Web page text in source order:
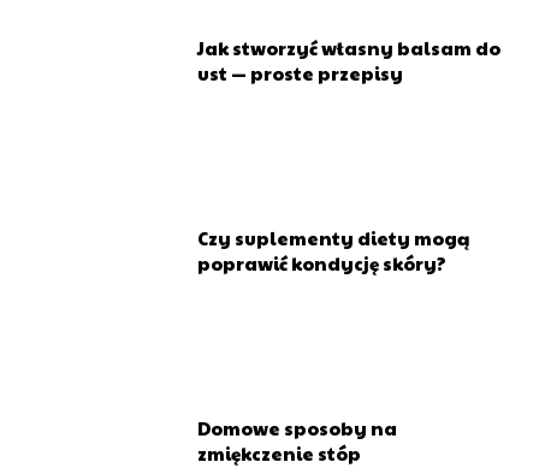
Jak stworzyć własny balsam do
ust — proste przepisy
Czy suplementy diety mogą
poprawić kondycję skóry?
Domowe sposoby na
zmiękczenie stóp